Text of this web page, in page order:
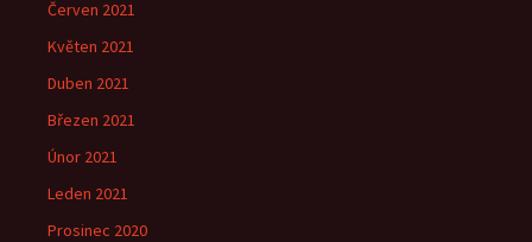
Červen 2021
Květen 2021
Duben 2021
Březen 2021
Únor 2021
Leden 2021
Prosinec 2020